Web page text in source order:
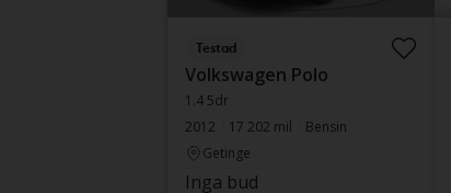
Testad
Volkswagen Polo
1.4 5dr
2012
17 202 mil
Bensin
Getinge
Inga bud